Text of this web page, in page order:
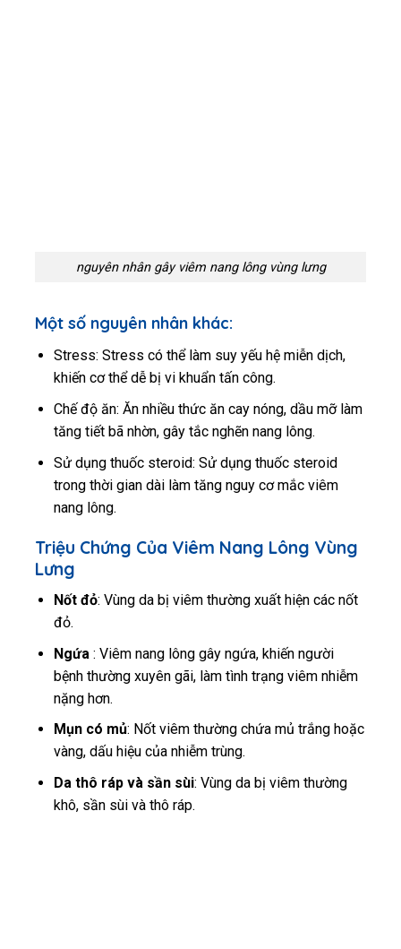
nguyên nhân gây viêm nang lông vùng lưng
Một số nguyên nhân khác:
Stress: Stress có thể làm suy yếu hệ miễn dịch,
khiến cơ thể dễ bị vi khuẩn tấn công.
Chế độ ăn: Ăn nhiều thức ăn cay nóng, dầu mỡ làm
tăng tiết bã nhờn, gây tắc nghẽn nang lông.
Sử dụng thuốc steroid: Sử dụng thuốc steroid
trong thời gian dài làm tăng nguy cơ mắc viêm
nang lông.
Triệu Chứng Của Viêm Nang Lông Vùng
Lưng
Nốt đỏ: Vùng da bị viêm thường xuất hiện các nốt
đỏ.
Ngứa : Viêm nang lông gây ngứa, khiến người
bệnh thường xuyên gãi, làm tình trạng viêm nhiễm
nặng hơn.
Mụn có mủ: Nốt viêm thường chứa mủ trắng hoặc
vàng, dấu hiệu của nhiễm trùng.
Da thô ráp và sần sùi: Vùng da bị viêm thường
khô, sần sùi và thô ráp.